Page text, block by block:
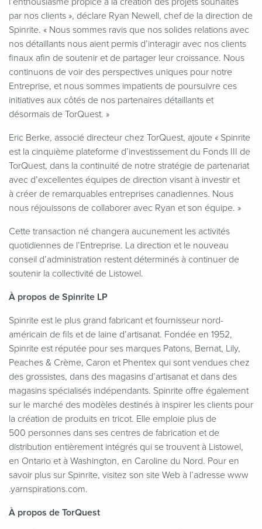
par nos clients », déclare Ryan Newell, chef de la direction de
Spinrite. « Nous sommes ravis que nos solides relations avec
nos détaillants nous aient permis d’interagir avec nos clients
finaux afin de soutenir et de partager leur croissance. Nous
continuons de voir des perspectives uniques pour notre
Entreprise, et nous sommes impatients de poursuivre ces
initiatives aux côtés de nos partenaires détaillants et
désormais de TorQuest. »
Eric Berke, associé directeur chez TorQuest, ajoute « Spinrite
est la cinquième plateforme d’investissement du Fonds III de
TorQuest, dans la continuité de notre stratégie de partenariat
avec d’excellentes équipes de direction visant à investir et
à créer de remarquables entreprises canadiennes. Nous
nous réjouissons de collaborer avec Ryan et son équipe. »
Cette transaction né changera aucunement les activités
quotidiennes de l’Entreprise. La direction et le nouveau
conseil d’administration restent déterminés à continuer de
soutenir la collectivité de Listowel.
À propos de Spinrite LP
Spinrite est le plus grand fabricant et fournisseur nord-
américain de fils et de laine d’artisanat. Fondée en 1952,
Spinrite est réputée pour ses marques Patons, Bernat, Lily,
Peaches & Crème, Caron et Phentex qui sont vendues chez
des grossistes, dans des magasins d’artisanat et dans des
magasins spécialisés indépendants. Spinrite offre également
sur le marché des modèles destinés à inspirer les clients pour
la création de produits en tricot. Elle emploie plus de
500 personnes dans ses centres de fabrication et de
distribution entièrement intégrés qui se trouvent à Listowel,
en Ontario et à Washington, en Caroline du Nord. Pour en
savoir plus sur Spinrite, visitez son site Web à l’adresse www​
.yarn​spi​ra​tions​.com.
À propos de TorQuest